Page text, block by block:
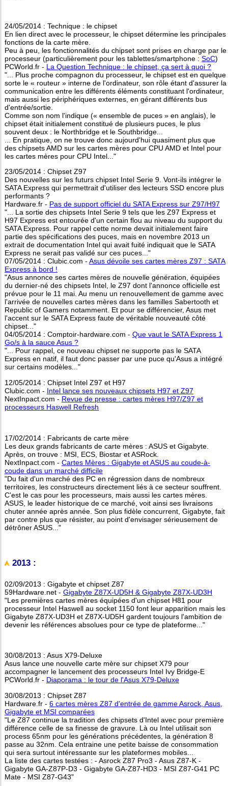
24/05/2014 : Technique : le chipset
En lien direct avec le processeur, le chipset détermine les principales
fonctions de la carte mère.
Peu à peu, les fonctionnalités du chipset sont prises en charge par le
processeur (particulièrement pour les tablettes/smartphone : SoC)
PCWorld.fr - La Question Technique : le chipset, ça sert à quoi ?
"... Plus proche compagnon du processeur, le chipset est en quelque
sorte le « routeur » interne de l'ordinateur, son rôle étant d'assurer la
communication entre les différents éléments constituant l'ordinateur,
mais aussi les périphériques externes, en gérant différents bus
d'entrée/sortie.
Comme son nom l'indique (« ensemble de puces » en anglais), le
chipset était initialement constitué de plusieurs puces, le plus
souvent deux : le Northbridge et le Southbridge...
... En pratique, on ne trouve donc aujourd'hui quasiment plus que
des chipsets AMD sur les cartes mères pour CPU AMD et Intel pour
les cartes mères pour CPU Intel..."
23/05/2014 : Chipset Z97
Des nouvelles sur les futurs chipset Intel Serie 9. Vont-ils intégrer le
SATA Express qui permettrait d'utiliser des lecteurs SSD encore plus
performants ?
Hardware.fr - Pas de support officiel du SATA Express sur Z97/H97
"... La sortie des chipsets Intel Serie 9 tels que les Z97 Express et
H97 Express est entourée d'un certain flou au niveau du support du
SATA Express. Pour rappel cette norme devait initialement faire
partie des spécifications des puces, mais en novembre 2013 un
extrait de documentation Intel qui avait fuité indiquait que le SATA
Express ne serait pas validé sur ces puces..."
07/05/2014 : Clubic.com - Asus dévoile ses cartes mères Z97 : SATA
Express à bord !
"Asus annonce ses cartes mères de nouvelle génération, équipées
du dernier-né des chipsets Intel, le Z97 dont l'annonce officielle est
prévue pour le 11 mai. Au menu un renouvellement de gamme avec
l'arrivée de nouvelles cartes mères dans les familles Sabertooth et
Republic of Gamers notamment. Et pour se différencier, Asus met
l'accent sur le SATA Express faute de véritable nouveauté côté
chipset..."
04/05/2014 : Comptoir-hardware.com - Que vaut le SATA Express 1
Go/s à la sauce Asus ?
"... Pour rappel, ce nouveau chipset ne supporte pas le SATA
Express en natif, il faut donc passer par une puce qu'Asus a intégré
sur certains modèles..."
12/05/2014 : Chipset Intel Z97 et H97
Clubic.com - Intel lance ses nouveaux chipsets H97 et Z97
NextInpact.com - Revue de presse : cartes mères H97/Z97 et
processeurs Haswell Refresh
17/02/2014 : Fabricants de carte mère
Les deux grands fabricants de carte mères : ASUS et Gigabyte.
Après, on trouve : MSI, ECS, Biostar et ASRock.
NextInpact.com - Cartes Mères : Gigabyte et ASUS au coude-à-
coude dans un marché difficile
"Du fait d'un marché des PC en régression dans de nombreux
territoires, les constructeurs directement liés à ce secteur souffrent.
C'est le cas pour les processeurs, mais aussi les cartes mères.
ASUS, le leader historique de ce marché, voit ainsi ses livraisons
chuter année après année. Son plus fidèle concurrent, Gigabyte, fait
par contre plus que résister, au point d'envisager sérieusement de
détrôner ASUS..."
2013 :
02/09/2013 : Gigabyte et chipset Z87
59Hardware.net - Gigabyte Z87X-UD5H & Gigabyte Z87X-UD3H
"Les premières cartes mères équipées d'un chipset H81 pour
processeur Intel Haswell au socket 1150 font leur apparition mais les
Gigabyte Z87X-UD3H et Z87X-UD5H gardent toujours l'ambition de
devenir les références absolues pour ce type de plateforme..."
30/08/2013 : Asus X79-Deluxe
Asus lance une nouvelle carte mère sur chipset X79 pour
accompagner le lancement des processeurs Intel Ivy Bridge-E
PCWorld.fr - Diaporama : le tour de l'Asus X79-Deluxe
30/08/2013 : Chipset Z87
Hardware.fr - 6 cartes mères Z87 d'entrée de gamme Asrock, Asus,
Gigabyte et MSI comparées
"Le Z87 continue la tradition des chipsets d'Intel avec pour première
différence celle de sa finesse de gravure. Là ou Intel utilisait son
process 65nm pour les générations précédentes, la génération 8
passe au 32nm. Cela entraine une petite baisse de consommation
qui sera surtout intéressante sur les plateformes mobiles...
La liste des cartes testées : - Asrock Z87 Pro3 - Asus Z87-K -
Gigabyte GA-Z87P-D3 - Gigabyte GA-Z87-HD3 - MSI Z87-G41 PC
Mate - MSI Z87-G43"